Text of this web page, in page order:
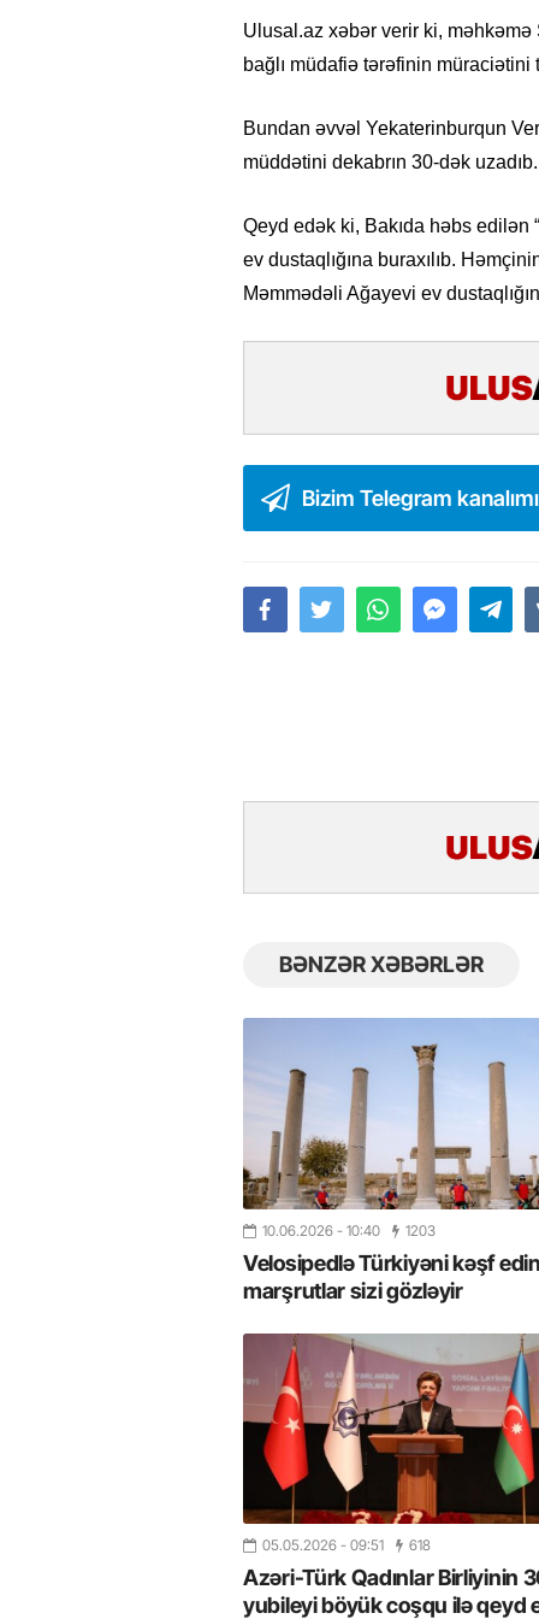
Ulusal.az xəbər verir ki, məhkəmə
bağlı müdafiə tərəfinin müraciətini
Bundan əvvəl Yekaterinburqun
müddətini dekabrın 30-dək uzadıb.
Qeyd edək ki, Bakıda həbs edilən
ev dustaqlığına buraxılıb.
Məmmədəli Ağayevi ev
Bizim Telegram
BƏNZƏR XƏBƏRLƏR
10.06.2026 - 10:40 1203
Velosipedlə Türkiyəni kəşf
marşrutlar sizi gözləyir
05.05.2026 - 09:51 618
Azəri-Türk Qadınlar Birliyinin
yubileyi böyük coşqu ilə qeyd
14.05.2026 - 10:58 346
“ABŞ və Qərb Çinin daha da
istəmir”- VİDEO